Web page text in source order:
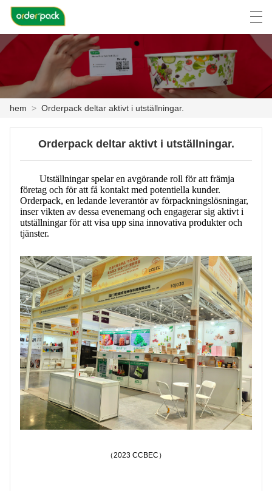
PRODUKT
NYHETER
FALL
KONTAKTA OSS
Deutsch
hem > Orderpack deltar aktivt i utställningar.
Orderpack deltar aktivt i utställningar.
Utställningar spelar en avgörande roll för att främja
företag och för att få kontakt med potentiella kunder.
Orderpack, en ledande leverantör av förpackningslösningar,
inser vikten av dessa evenemang och engagerar sig aktivt i
utställningar för att visa upp sina innovativa produkter och
tjänster.
（2023 CCBEC）